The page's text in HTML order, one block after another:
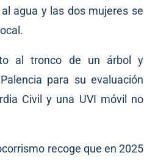
agua y las dos mujeres se
al tronco de un árbol y
para su evaluación
Civil y una UVI móvil no
recoge que en 2025